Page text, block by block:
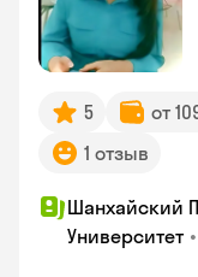
5 от
1 отзыв
Шанхайский
Университет •